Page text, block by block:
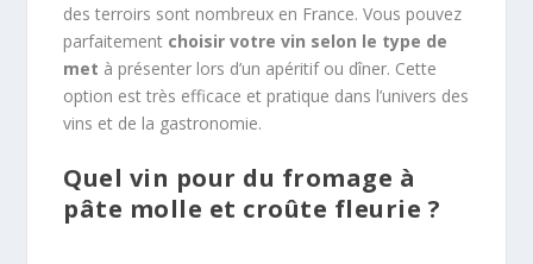
des terroirs sont nombreux en France. Vous pouvez
parfaitement choisir votre vin selon le type de
met à présenter lors d’un apéritif ou dîner. Cette
option est très efficace et pratique dans l’univers des
vins et de la gastronomie.
Quel vin pour du fromage à
pâte molle et croûte fleurie ?